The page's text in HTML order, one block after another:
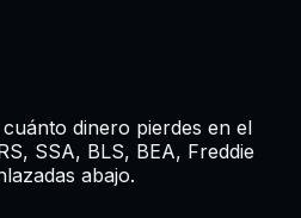
cuánto dinero pierdes en el
SSA, BLS, BEA, Freddie
abajo.